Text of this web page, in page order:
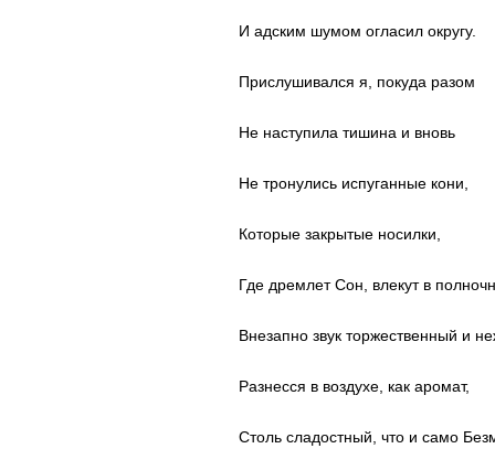
И адским шумом огласил округу.
Прислушивался я, покуда разом
Не наступила тишина и вновь
Не тронулись испуганные кони,
Которые закрытые носилки,
Где дремлет Сон, влекут в
Внезапно звук торжественный и
Разнесся в воздухе, как аромат,
Столь сладостный, что и само